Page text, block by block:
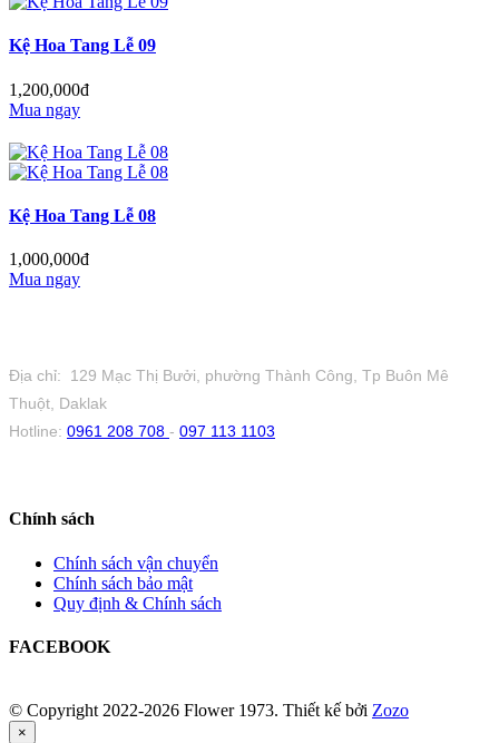
Kệ Hoa Tang Lễ 09
1,200,000đ
Mua ngay
Kệ Hoa Tang Lễ 08
1,000,000đ
Mua ngay
Địa chỉ: 129 Mạc Thị Bưởi, phường Thành Công, Tp Buôn Mê
Thuột, Daklak
Hotline: 0961 208 708 - 097 113 1103
Chính sách
Chính sách vận chuyển
Chính sách bảo mật
Quy định & Chính sách
FACEBOOK
© Copyright 2022-2026 Flower 1973. Thiết kế bởi Zozo
×